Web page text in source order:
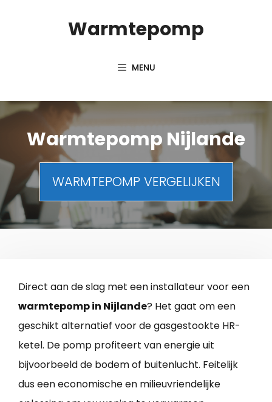
Warmtepomp
MENU
Warmtepomp Nijlande
WARMTEPOMP VERGELIJKEN
Direct aan de slag met een installateur voor een
warmtepomp in Nijlande? Het gaat om een
geschikt alternatief voor de gasgestookte HR-
ketel. De pomp profiteert van energie uit
bijvoorbeeld de bodem of buitenlucht. Feitelijk
dus een economische en milieuvriendelijke